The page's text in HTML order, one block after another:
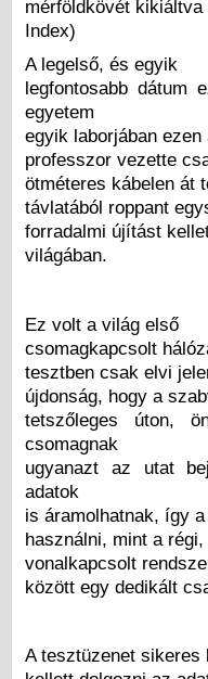
mérföldkövét
Index)
A legelső, és egyik
legfontosabb dátum
egyetem
egyik laborjában
professzor vezette
ötméteres kábelen át
távlatából roppant
forradalmi újítást
világában.
Ez volt a világ első
csomagkapcsolt
tesztben csak elvi
újdonság, hogy a
tetszőleges úton,
csomagnak
ugyanazt az utat
adatok
is áramolhatnak, így
használni, mint a
vonalkapcsolt
között egy dedikált
A tesztüzenet sikeres